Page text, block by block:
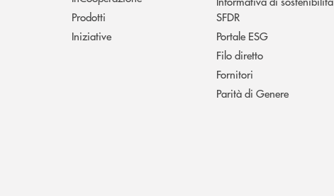
Prodotti
Iniziative
SFDR
Portale ESG
Filo diretto
Fornitori
Parità di Genere